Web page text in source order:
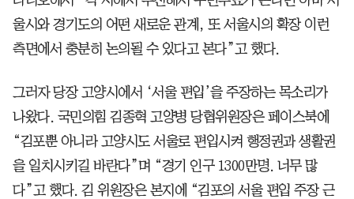
울시와 경기도의 어떤 새로운 관계, 또 서울시의 확장 이런
측면에서 충분히 논의될 수 있다고 본다”고 했다.
그러자 당장 고양시에서 ‘서울 편입’을 주장하는 목소리가
나왔다. 국민의힘 김종혁 고양병 당협위원장은 페이스북에
“김포뿐 아니라 고양시도 서울로 편입시켜 행정권과 생활권
을 일치시키길 바란다”며 “경기 인구 1300만명. 너무 많
다”고 했다. 김 위원장은 본지에 “김포의 서울 편입 주장 근